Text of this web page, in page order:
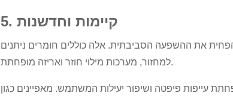
5. קיימות וחדשנות
את ההשפעה הסביבתית. אלה כוללים חומרים ניתנים
למחזור, מערכות מילוי חוזר ואריזה מופחתת.
עייפות פיפטה ושיפור יעילות המשתמש. מאפיינים כגון